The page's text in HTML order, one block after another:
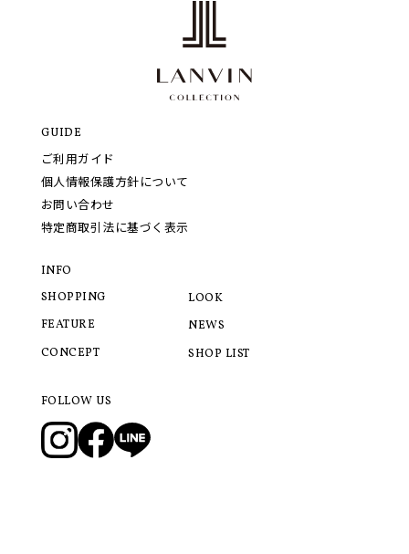
GUIDE
ご利用ガイド
個人情報保護方針について
お問い合わせ
特定商取引法に基づく表示
INFO
SHOPPING
FEATURE
CONCEPT
LOOK
NEWS
SHOP LIST
FOLLOW US